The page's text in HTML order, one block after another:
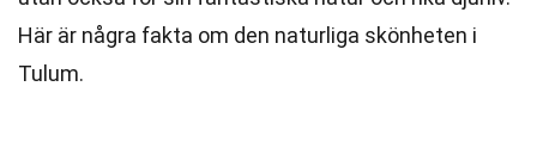
Här är några fakta om den naturliga skönheten i
Tulum.